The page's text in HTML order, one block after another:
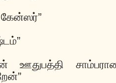
கேன்ஸர்”
ஊதுபத்தி